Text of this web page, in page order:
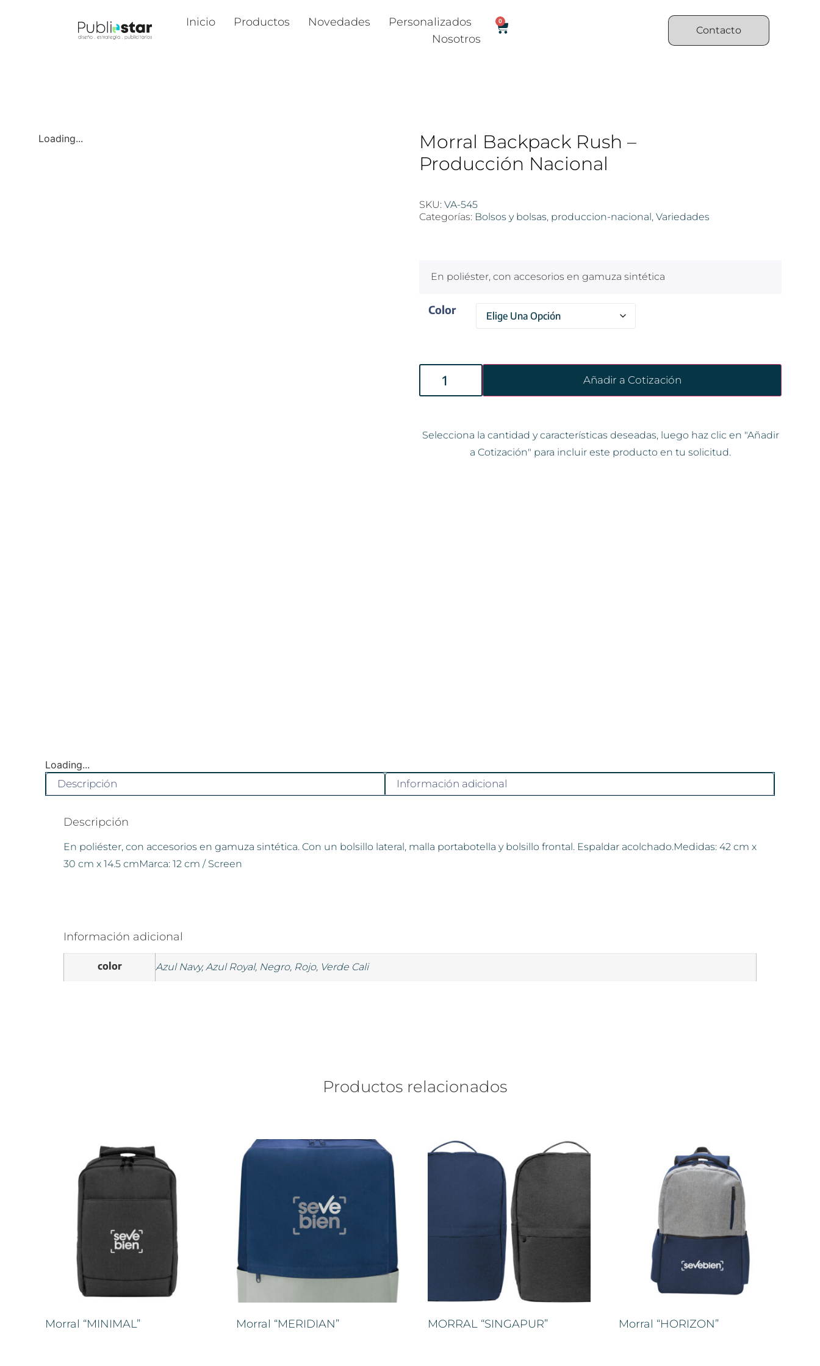
Inicio Productos Novedades
Personalizados
Nosotros
0
Contacto
Loading...
Morral Backpack Rush –
Producción Nacional
SKU: VA-545
Categorías: Bolsos y bolsas, produccion-nacional , Variedades
En poliéster, con accesorios en gamuza sintética
Color
Añadir a Cotización
Selecciona la cantidad y características deseadas, luego haz clic en "Añadir
a Cotización" para incluir este producto en tu solicitud.
Loading...
Descripción
Información adicional
Descripción
En poliéster, con accesorios en gamuza sintética. Con un bolsillo lateral, malla portabotella y bolsillo frontal. Espaldar acolchado.Medidas: 42 cm x
30 cm x 14.5 cmMarca: 12 cm / Screen
Información adicional
color Azul Navy, Azul Royal, Negro, Rojo, Verde Cali
Productos relacionados
Morral “MINIMAL” Morral “MERIDIAN” MORRAL “SINGAPUR” Morral “HORIZON”